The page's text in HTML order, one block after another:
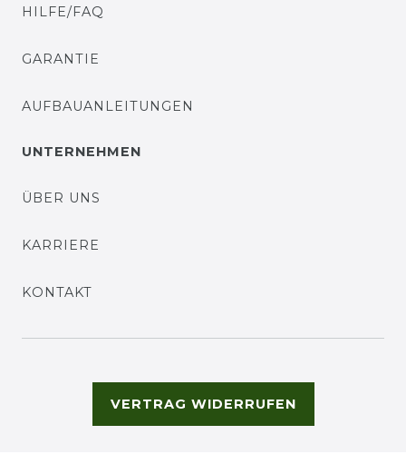
HILFE/FAQ
GARANTIE
AUFBAUANLEITUNGEN
UNTERNEHMEN
ÜBER UNS
KARRIERE
KONTAKT
VERTRAG WIDERRUFEN